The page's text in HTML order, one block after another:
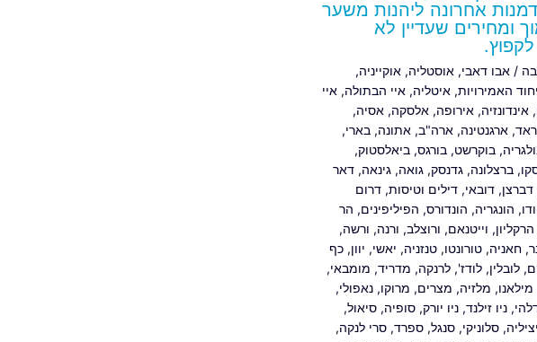
אחרונה ליהנות משער
ומחירים שעדיין לא
/אבו דאבי,אוסטליה,אוקייניה,
האמירויות,איטליה,איי הבתולה,איי
,אינדונזיה,אירופה,אלסקה,אסיה,
,ארגנטינה,ארה"ב,אתונה,בארי,
,בוקרשט,בורגס,ביאלסטוק,
,ברצלונה,גדנסק,גואה,גינאה,דאר
דברצן,דובאי,דילים וטיסות,דרום
, הונגריה, הונדורס, הפיליפינים, הר
הרקליון, וייטנאם, ורוצלב, ורנה, ורשה,
,חאניה,טורונטו,טנזניה, יאשי, יוון,כף
,לובלין,לודז',לרנקה, מדריד, מומבאי,
מילאנו, מלזיה, מצרים, מרוקו,נאפולי,
,ניו זילנד,ניו יורק,סופיה,סיאול,
,סלוניקי,סנגל,ספרד,סרי לנקה,